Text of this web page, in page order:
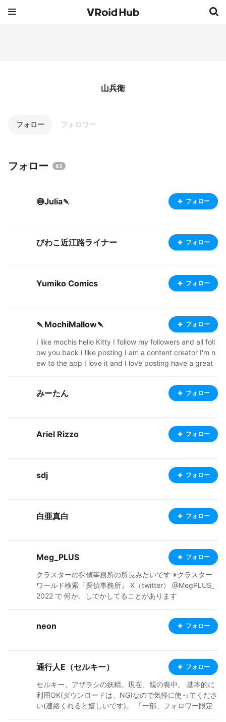
山兵衛
フォロー フォロワー
フォロー 83
🍥Julia🍡 フォロー
びわこ近江路ライナー フォロー
Yumiko Comics フォロー
🍡MochiMallow🍡 フォロー
I like mochis hello Kitty I follow my followers and all foll
ow you back I like posting I am a content creator I'm n
ew to the app I love it and I love posting have a great
みーたん フォロー
Ariel Rizzo フォロー
sdj フォロー
白亜真白 フォロー
Meg_PLUS フォロー
クラスターの探偵事務所の所長みたいです ※クラスター
ワールド検索『探偵事務所』 X（twitter） @MegPLUS_
2022 で 何か、しでかしてることがあります
neon フォロー
通行人E（セルキー） フォロー
セルキー、アザラシの妖精。現在、親の喪中。 基本的に
利用OK(ダウンロードは、NG)なので気軽に使ってくださ
い(連絡くれると嬉しいです)。 「一部、フォロワー限定